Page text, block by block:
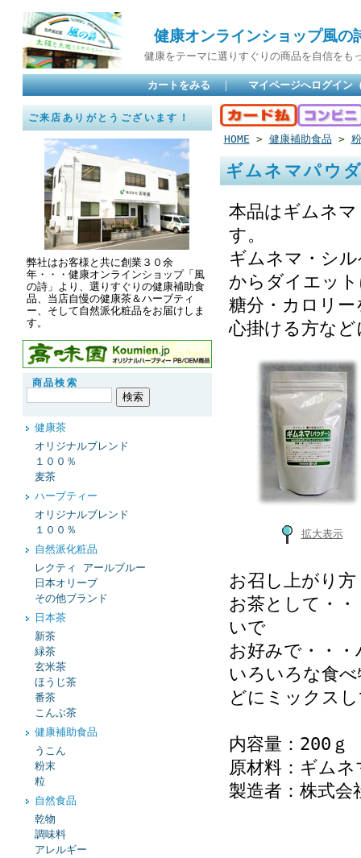
健康オンラインショップ風の
健康をテーマに選りすぐりの商品を自信をも
カートをみる ｜ マイページへログイン
ご来店ありがとうございます！
弊社はお客様と共に創業３０余
年・・・健康オンラインショップ「風
の詩」より、選りすぐりの健康補助食
品、当店自慢の健康茶＆ハーブティ
ー、そして自然派化粧品をお届けしま
す。
商品検索
健康茶
オリジナルブレンド
１００％
麦茶
ハーブティー
オリジナルブレンド
１００％
自然派化粧品
レクティ アールブルー
日本オリーブ
その他ブランド
日本茶
新茶
緑茶
玄米茶
ほうじ茶
番茶
こんぶ茶
健康補助食品
うこん
粉末
粒
自然食品
乾物
調味料
アレルギー
HOME > 健康補助食品 >
ギムネマパウ
本品はギムネ
す。
ギムネマ・シ
からダイエッ
糖分・カロリ
心掛ける方な
拡大表示
お召し上がり方
お茶として・
いで
お好みで・・
いろいろな食
どにミックス
内容量：200ｇ
原材料：ギム
製造者：株式